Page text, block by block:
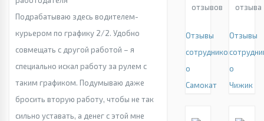
Подрабатываю здесь водителем-
курьером по графику 2/2. Удобно
совмещать с другой работой – я
специально искал работу за рулем с
таким графиком. Подумываю даже
бросить вторую работу, чтобы не так
сильно уставать, а денег с этой мне
отзывов
Отзывы
сотрудников
о
Самокат
отзыва
Отзывы
о
Чижик